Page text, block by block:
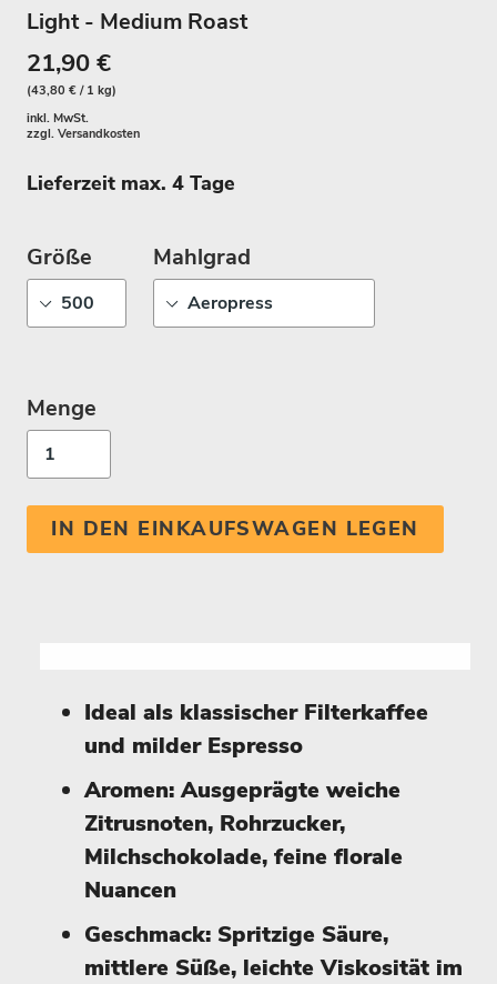
Light - Medium Roast
21,90 €
(43,80 € / 1 kg)
inkl. MwSt.
zzgl. Versandkosten
Lieferzeit max. 4 Tage
Größe Mahlgrad
Menge
IN DEN EINKAUFSWAGEN LEGEN
Ideal als klassischer Filterkaffee
und milder Espresso
Aromen: Ausgeprägte weiche
Zitrusnoten, Rohrzucker,
Milchschokolade, feine florale
Nuancen
Geschmack: Spritzige Säure,
mittlere Süße, leichte Viskosität im